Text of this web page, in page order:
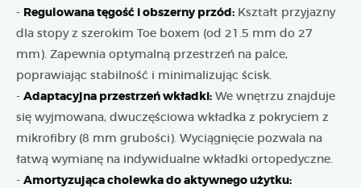
- Regulowana tęgość i obszerny przód: Kształt przyjazny
dla stopy z szerokim Toe boxem (od 21.5 mm do 27
mm). Zapewnia optymalną przestrzeń na palce,
poprawiając stabilność i minimalizując ścisk.
- Adaptacyjna przestrzeń wkładki: We wnętrzu znajduje
się wyjmowana, dwuczęściowa wkładka z pokryciem z
mikrofibry (8 mm grubości). Wyciągnięcie pozwala na
łatwą wymianę na indywidualne wkładki ortopedyczne.
- Amortyzująca cholewka do aktywnego użytku: